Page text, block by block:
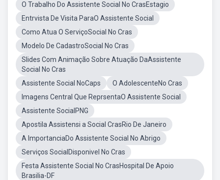
O Trabalho Do Assistente Social No CrasEstagio
Entrvista De Visita ParaO Assistente Social
Como Atua O ServiçoSocial No Cras
Modelo De CadastroSocial No Cras
Slides Com Animação Sobre Atuação DaAssistente
Social No Cras
Assistente Social NoCaps
O AdolescenteNo Cras
Imagens Central Que ReprsentaO Assistente Social
Assistente SocialPNG
Apostila Assistensi a Social CrasRio De Janeiro
A ImportanciaDo Assistente Social No Abrigo
Serviços SocialDisponivel No Cras
Festa Assistente Social No CrasHospital De Apoio
Brasilia-DF